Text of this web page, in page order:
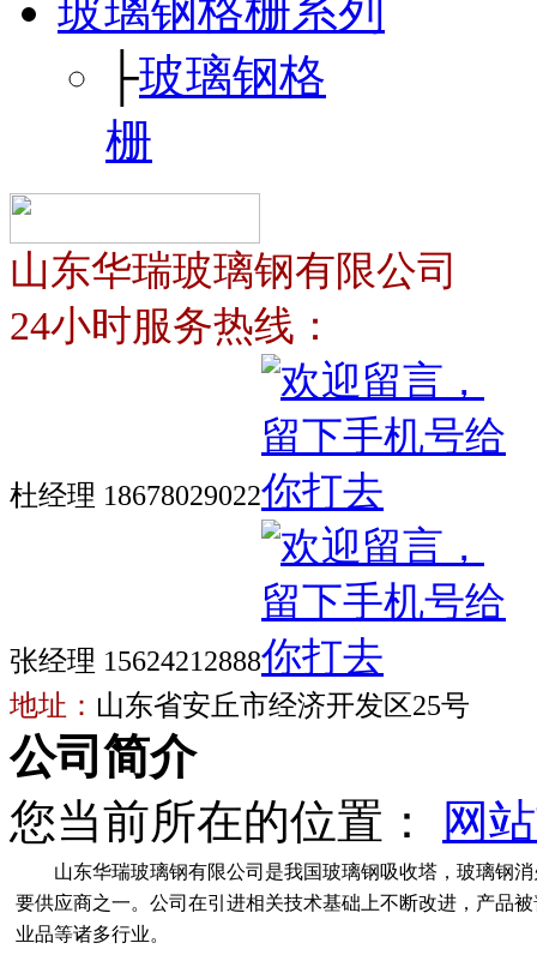
玻璃钢格栅系列
├玻璃钢格
栅
山东华瑞玻璃钢有限公司
24小时服务热线：
杜经理 18678029022
张经理 15624212888
地址： 山东省安丘市经济开发区25号
公司简介
您当前所在的位置：
网
山东华瑞玻璃钢有限公司是我国玻璃钢吸收塔，玻璃钢
要供应商之一。公司在引进相关技术基础上不断改进，产品
业品等诸多行业。